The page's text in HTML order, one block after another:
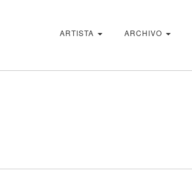
ARTISTA ARCHIVO